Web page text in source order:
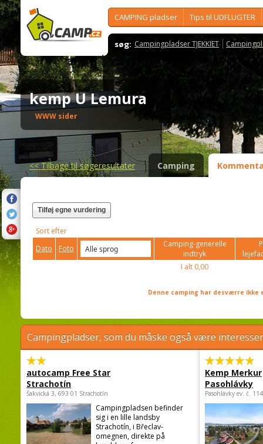
CAMPING pladser Tips til UDFLUGTER
søg: Campingpladser TJEKKIET
kemp U Lemura
WWW sider
<<Tilbage til søgeresultater Camping
Tilføj egne vurdering
Sort efter
Dato
Foto
Camping-generelle
indtryk
I alt 0,00
Denne camping har desværre
Campingpladser, som du måske også være
autocamp Free Star
Strachotín
Šakvická 3, 693 01 Strachotín
Campingpladsen befinder
sig i en lille landsby
Strachotín, i Břeclav-
omegnen, direkte på
Kemp Merkur
Pasohlávky
Pasohlávky ev. č.